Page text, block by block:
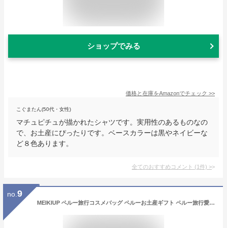
ショップでみる
価格と在庫をAmazonでチェック >>
こぐまたん(50代・女性)
マチュピチュが描かれたシャツです。実用性のあるものなの
で、お土産にぴったりです。ベースカラーは黒やネイビーな
ど８色あります。
全てのおすすめコメント (1件) >
no. 9
MEIKIUP ペルー旅行コスメバッグ ペルーお土産ギフト ペルー旅行愛好家ギフト ペルーへようこそ 女性へのペルー文化ギフト, ペルーバッグ, ☘代